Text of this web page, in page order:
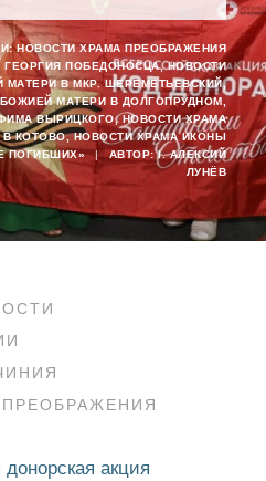
НОВОСТИ ХРАМА ПРЕОБРАЖЕНИЯ
ГЕОРГИЯ ПОБЕДОНОСЦА,НОВОСТИ
В МКР. ШЕРЕМЕТЬЕВСКИЙ,
МАТЕРИ В ДОЛГОПРУДНОМ
ВЫРИЦКОГО,НОВОСТИ ХРАМА
В КОТОВО,НОВОСТИ ХРАМА ИКОНЫ
ПОГИБШИХ»
| АВТОР:I. АЛЕКСИЙ
ЛУНЁВ
акция